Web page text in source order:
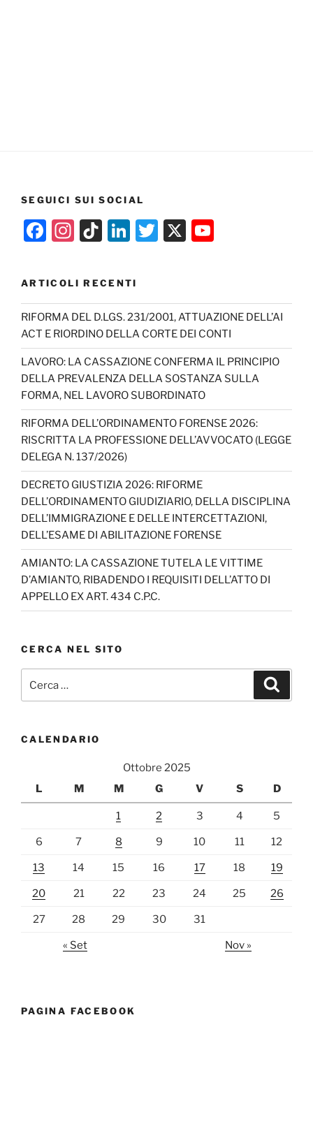
SEGUICI SUI SOCIAL
F
c
e
b
o
o
k
In
a
gr
a
m
Ti
T
o
k
Li
k
e
dI
n
T
er
X
T
u
b
e
C
h
a
n
n
el
ARTICOLI RECENTI
RIFORMA DEL D.LGS. 231/2001, ATTUAZIONE DELL’AI
ACT E RIORDINO DELLA CORTE DEI CONTI
LAVORO: LA CASSAZIONE CONFERMA IL PRINCIPIO
DELLA PREVALENZA DELLA SOSTANZA SULLA
FORMA, NEL LAVORO SUBORDINATO
RIFORMA DELL’ORDINAMENTO FORENSE 2026:
RISCRITTA LA PROFESSIONE DELL’AVVOCATO (LEGGE
DELEGA N. 137/2026)
DECRETO GIUSTIZIA 2026: RIFORME
DELL’ORDINAMENTO GIUDIZIARIO, DELLA DISCIPLINA
DELL’IMMIGRAZIONE E DELLE INTERCETTAZIONI,
DELL’ESAME DI ABILITAZIONE FORENSE
AMIANTO: LA CASSAZIONE TUTELA LE VITTIME
D’AMIANTO, RIBADENDO I REQUISITI DELL’ATTO DI
APPELLO EX ART. 434 C.P.C.
CERCA NEL SITO
CALENDARIO
Ottobre 2025
L
M M G V S D
1 2 3 4 5
6 7 8 9 10 11 12
13 14 15 16 17 18 19
20 21 22 23 24 25 26
27 28 29 30 31
« Set Nov »
PAGINA FACEBOOK